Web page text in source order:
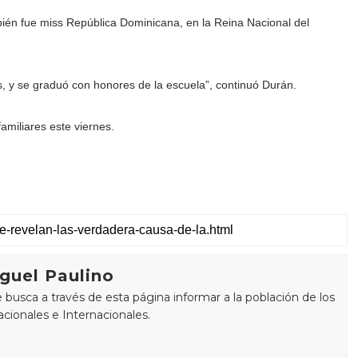
fue miss República Dominicana, en la Reina Nacional del
se graduó con honores de la escuela”, continuó Durán.
este viernes.
Paulino
a través de esta página informar a la población de los
e Internacionales.